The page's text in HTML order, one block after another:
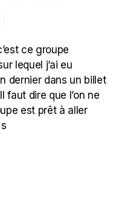
ce groupe
lequel j’ai eu
dernier dans un billet
faut dire que l’on ne
est prêt à aller